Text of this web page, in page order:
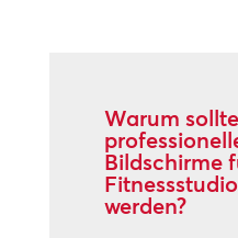
Warum
Bildschirme
werden?